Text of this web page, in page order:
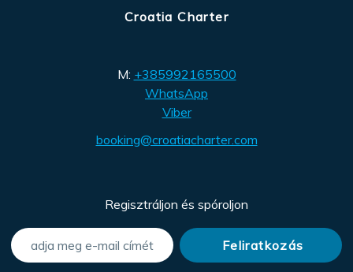
Croatia Charter
M: +385992165500
WhatsApp
Viber
booking@croatiacharter.com
Regisztráljon és spóroljon